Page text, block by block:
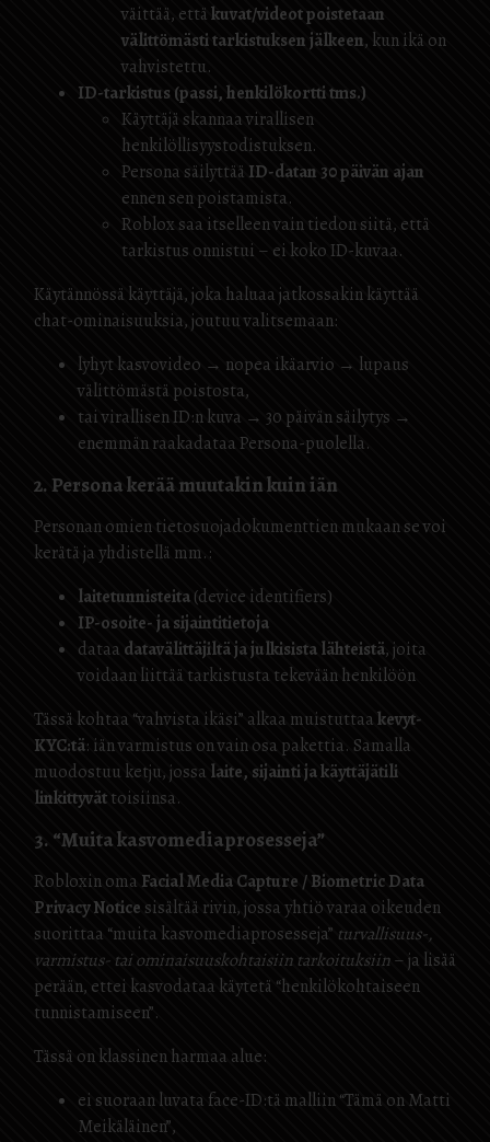
väittää, ettäkuvat/videot poistetaan
välittömästi tarkistuksen jälkeen, kun ikä on
vahvistettu.
ID-tarkistus (passi, henkilökortti tms.)
Käyttäjä skannaa virallisen
henkilöllisyystodistuksen.
Persona säilyttää ID-datan 30 päivän ajan
ennen sen poistamista.
Roblox saa itselleen vain tiedon siitä, että
tarkistus onnistui – ei koko ID-kuvaa.
Käytännössä käyttäjä, joka haluaa jatkossakin käyttää
chat-ominaisuuksia, joutuu valitsemaan:
lyhyt kasvo­video → nopea ikäarvio → lupaus
välittömästä poistosta,
tai virallisen ID:n kuva → 30 päivän säilytys →
enemmän raakadataa Persona-puolella.
2. Persona kerää muutakin kuin iän
Personan omien tietosuojadokumenttien mukaan se voi
kerätä ja yhdistellä mm.:
laitetunnisteita(device identifiers)
IP-osoite- ja sijaintitietoja
dataa datavälittäjiltä ja julkisista lähteistä, joita
voidaan liittää tarkistusta tekevään henkilöön
Tässä kohtaa “vahvista ikäsi” alkaa muistuttaakevyt-
KYC:tä: iän varmistus on vain osa pakettia. Samalla
muodostuu ketju, jossa laite, sijainti ja käyttäjätili
linkittyvättoisiinsa.
3. “Muita kasvomedia­prosesseja”
Robloxin oma Facial Media Capture / Biometric Data
Privacy Notice sisältää rivin, jossa yhtiö varaa oikeuden
suorittaa “muita kasvomedia­prosesseja” turvallisuus-,
varmistus- tai ominaisuuskohtaisiin tarkoituksiin– ja lisää
perään, ettei kasvodataa käytetä “henkilökohtaiseen
tunnistamiseen”.
Tässä on klassinen harmaa alue:
ei suoraan luvata face-ID:tä malliin “Tämä on Matti
Meikäläinen”,